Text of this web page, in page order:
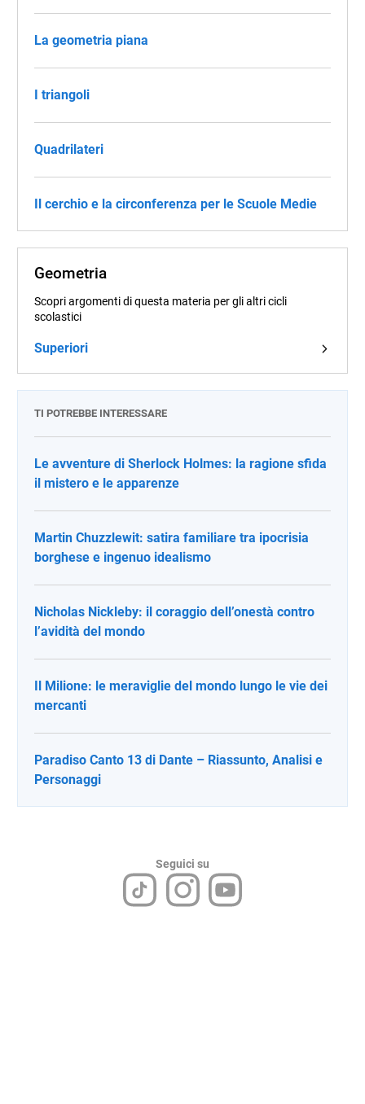
La geometria piana
I triangoli
Quadrilateri
Il cerchio e la circonferenza per le Scuole Medie
Geometria
Scopri argomenti di questa materia per gli altri cicli
scolastici
Superiori
TI POTREBBE INTERESSARE
Le avventure di Sherlock Holmes: la ragione sfida
il mistero e le apparenze
Martin Chuzzlewit: satira familiare tra ipocrisia
borghese e ingenuo idealismo
Nicholas Nickleby: il coraggio dell’onestà contro
l’avidità del mondo
Il Milione: le meraviglie del mondo lungo le vie dei
mercanti
Paradiso Canto 13 di Dante – Riassunto, Analisi e
Personaggi
Seguici su